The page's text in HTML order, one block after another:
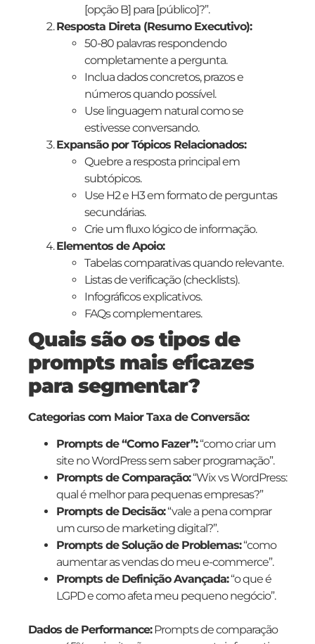
[opção B] para [público]?”.
Resposta Direta (Resumo Executivo):
50-80 palavras respondendo
completamente a pergunta.
Inclua dados concretos, prazos e
números quando possível.
Use linguagem natural como se
estivesse conversando.
Expansão por Tópicos Relacionados:
Quebre a resposta principal em
subtópicos.
Use H2 e H3 em formato de perguntas
secundárias.
Crie um fluxo lógico de informação.
Elementos de Apoio:
Tabelas comparativas quando relevante.
Listas de verificação (checklists).
Infográficos explicativos.
FAQs complementares.
Quais são os tipos de
prompts mais eficazes
para segmentar?
Categorias com Maior Taxa de Conversão:
Prompts de “Como Fazer”:“como criar um
site no WordPress sem saber programação”.
Prompts de Comparação:“Wix vs WordPress:
qual é melhor para pequenas empresas?”
Prompts de Decisão:“vale a pena comprar
um curso de marketing digital?”.
Prompts de Solução de Problemas:“como
aumentar as vendas do meu e-commerce”.
Prompts de Definição Avançada:“o que é
LGPD e como afeta meu pequeno negócio”.
Dados de Performance:Prompts de comparação